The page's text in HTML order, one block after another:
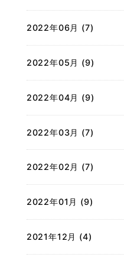
2022年06月 (7)
2022年05月 (9)
2022年04月 (9)
2022年03月 (7)
2022年02月 (7)
2022年01月 (9)
2021年12月 (4)